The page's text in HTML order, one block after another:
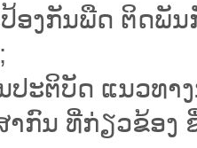
ງກັນພືດ ຕິດພັນ
ຕິບັດ ແນວທາງ
ກົນ ທີ່ກ່ຽວຂ້ອງ